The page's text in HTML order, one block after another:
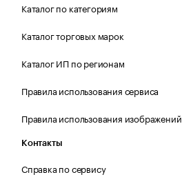
Каталог по категориям
Каталог торговых марок
Каталог ИП по регионам
Правила использования сервиса
Правила использования изображений
Контакты
Справка по сервису